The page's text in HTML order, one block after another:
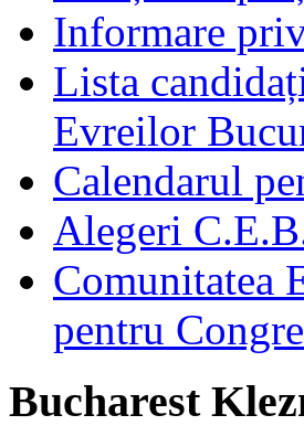
Informare
Lista
Evreilor
Calendarul
Alegeri
Comunitatea
pentru
Bucharest